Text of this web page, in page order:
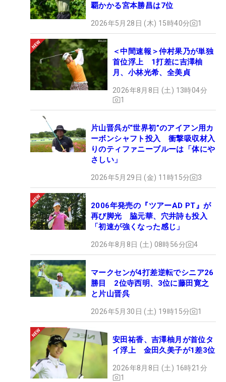
覇かかる宮本勝昌は7位
2026年5月28日 (木) 15時40分 1
＜中間速報＞仲村果乃が単独
首位浮上 1打差に吉澤柚
月、小林光希、全美貞
2026年8月8日 (土) 13時04分
1
片山晋呉が“世界初”のアイアン用カ
ーボンシャフト投入 衝撃吸収材入
りのティファニーブルーは「体にや
さしい」
2026年5月29日 (金) 11時15分 3
2006年発売の『ツアーAD PT』が
再び脚光 脇元華、穴井詩も投入
「初速が強くなった感じ」
2026年8月8日 (土) 08時56分 4
マークセンが4打差逆転でシニア26
勝目 2位寺西明、3位に藤田寛之
と片山晋呉
2026年5月30日 (土) 19時15分 1
安田祐香、吉澤柚月が首位タ
イ浮上 金田久美子が1差3位
2026年8月8日 (土) 16時21分
1